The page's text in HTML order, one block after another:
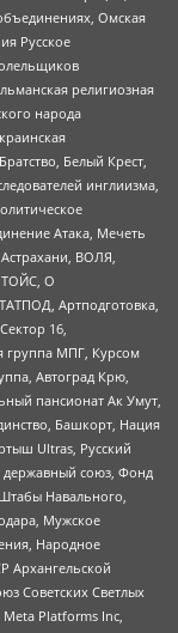
Омская
Русское
религиозная
народа
Белый Крест,
инглиизма,
Атака, Мечеть
ВОЛЯ,
ТОЙС, О
Артподготовка,
16,
группа МПГ, Курсом
Автоград Крю,
пансионат Ак Умут,
Башкорт, Нация
Ultras, Русский
державный союз, Фонд
Навального,
Мужское
Народное
Архангельской
Советских Светлых
Platforms Inc,